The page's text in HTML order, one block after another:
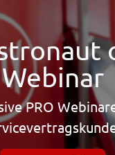
Webinar
PRO